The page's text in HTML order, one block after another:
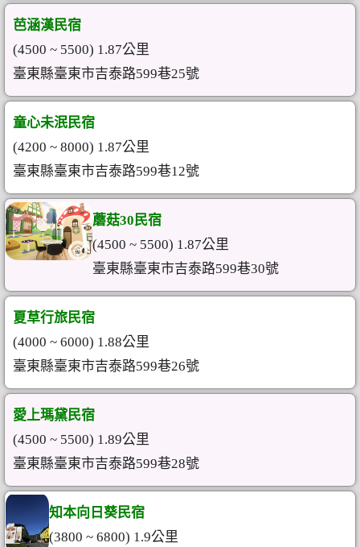
芭涵漢民宿
(4500 ~ 5500) 1.87公里
臺東縣臺東市吉泰路599巷25號
童心未泯民宿
(4200 ~ 8000) 1.87公里
臺東縣臺東市吉泰路599巷12號
蘑菇30民宿
(4500 ~ 5500) 1.87公里
臺東縣臺東市吉泰路599巷30號
夏草行旅民宿
(4000 ~ 6000) 1.88公里
臺東縣臺東市吉泰路599巷26號
愛上瑪黛民宿
(4500 ~ 5500) 1.89公里
臺東縣臺東市吉泰路599巷28號
知本向日葵民宿
(3800 ~ 6800) 1.9公里